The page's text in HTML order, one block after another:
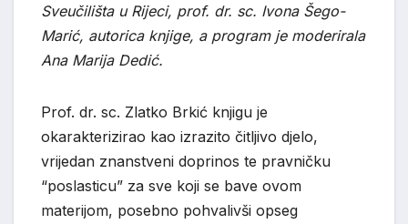
Sveučilišta u Rijeci, prof. dr. sc. Ivona Šego-
Marić, autorica knjige, a program je moderirala
Ana Marija Dedić.
Prof. dr. sc. Zlatko Brkić knjigu je
okarakterizirao kao izrazito čitljivo djelo,
vrijedan znanstveni doprinos te pravničku
“poslasticu” za sve koji se bave ovom
materijom, posebno pohvalivši opseg